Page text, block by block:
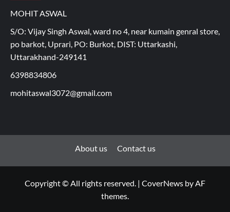
MOHIT ASWAL
S/O: Vijay Singh Aswal, ward no 4, near kumain genral store,
po barkot, Uprari, PO: Burkot, DIST: Uttarkashi,
Uttarakhand-249141
6398834806
mohitaswal3072@gmail.com
About us Contact us
Copyright © All rights reserved. | CoverNews by AF
themes.